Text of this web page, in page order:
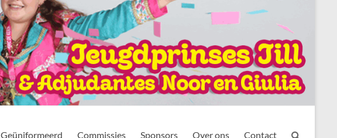
Geüniformeerd Commissies Sponsors Over ons Contact